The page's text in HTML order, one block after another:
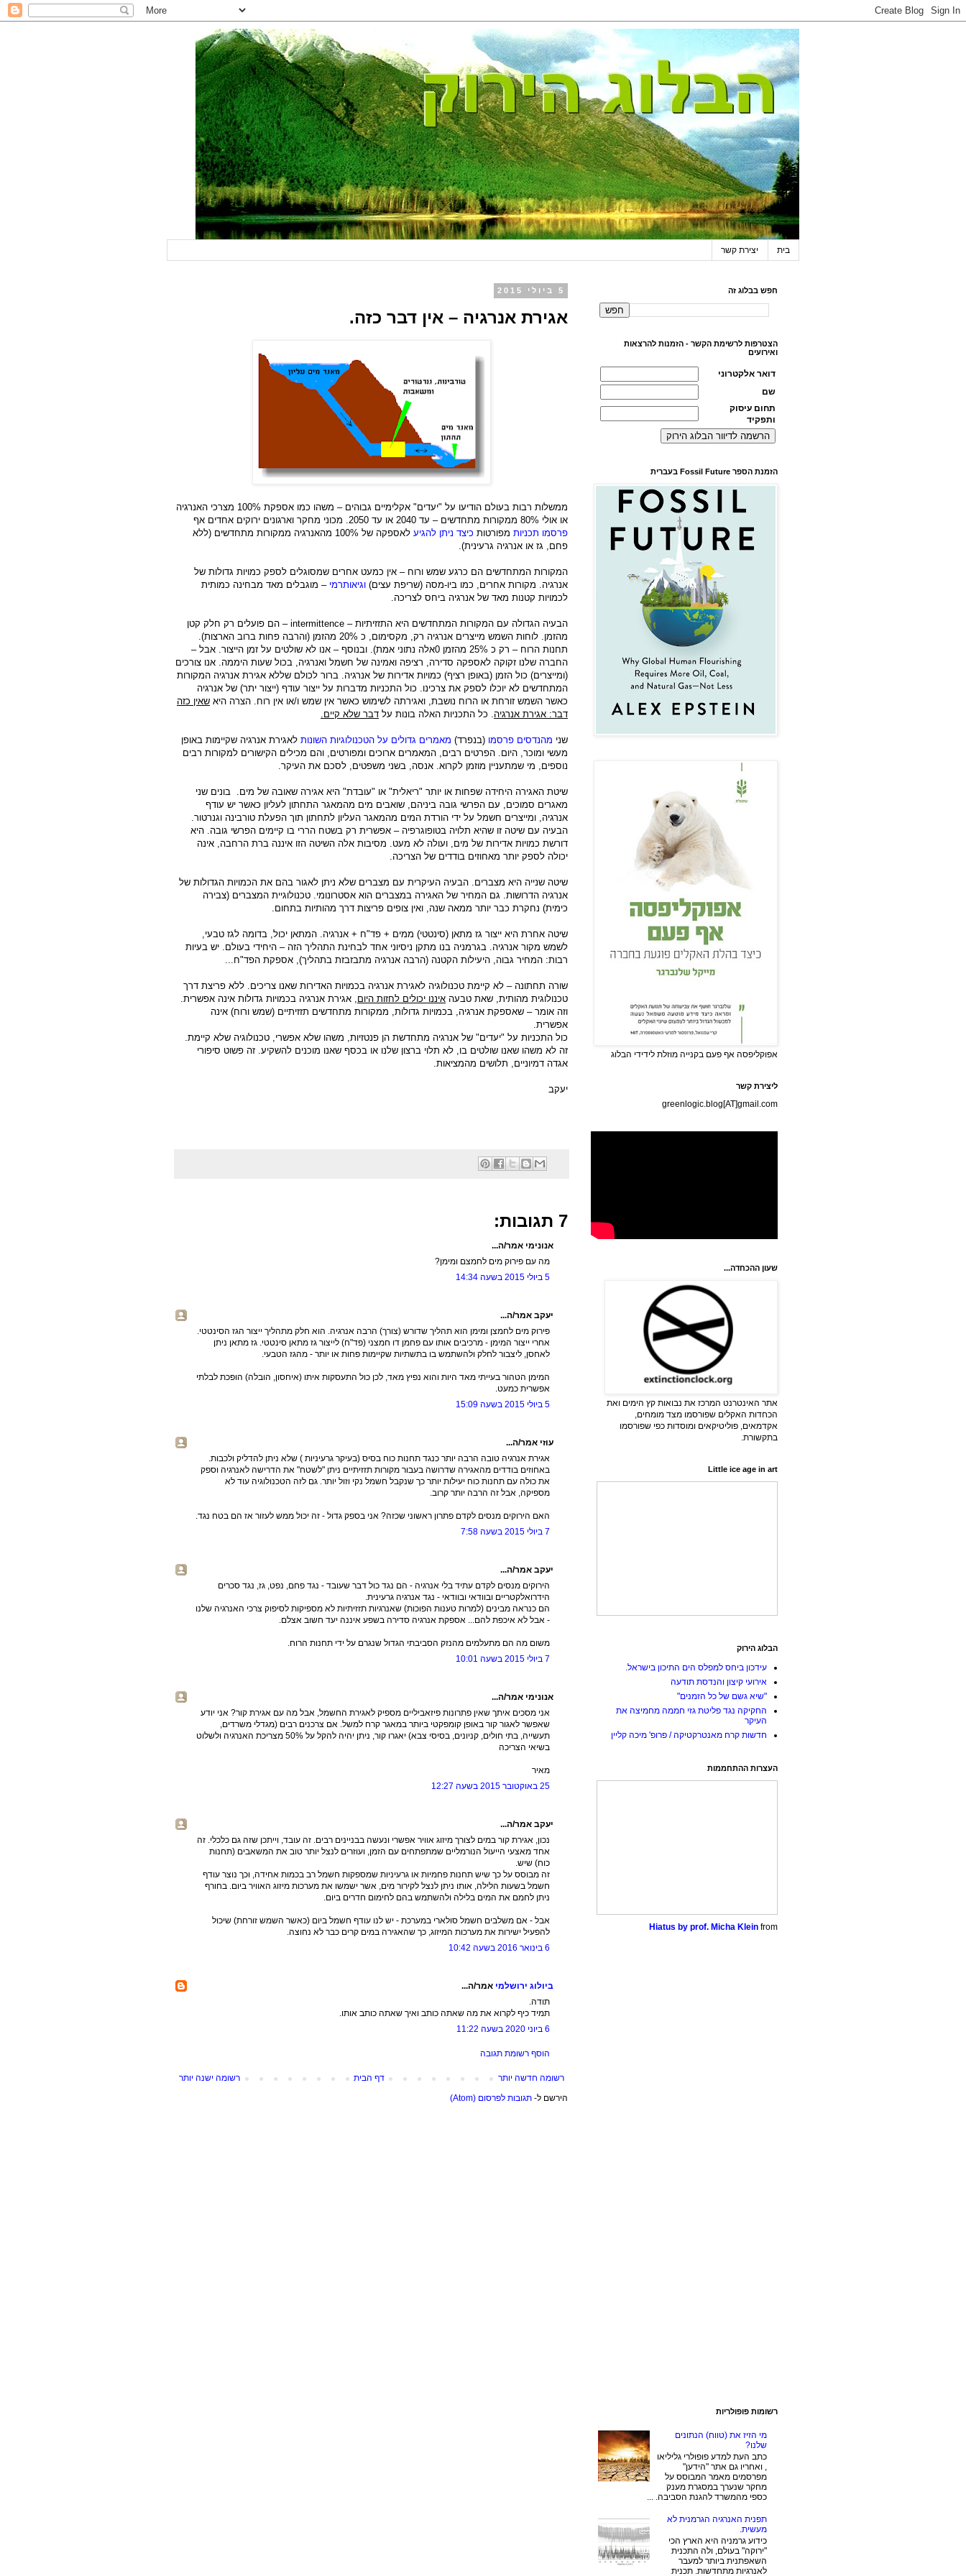
בית יצירת קשר
5 ביולי 2015
אגירת אנרגיה – אין דבר כזה.
ממשלות רבות בעולם הודיעו על "יעדים" אקלימיים גבוהים – משהו כמו אספקת 100% מצרכי האנרגיה
או אולי 80% ממקורות מתחדשים – עד 2040 או עד 2050. מכוני מחקר וארגונים ירוקים אחדים אף
פרסמו תכניות מפורטות כיצד ניתן להגיע
לאספקה של 100% מהאנרגיה ממקורות מתחדשים (ללא
פחם, גז או אנרגיה גרעינית).
המקורות המתחדשים הם כרגע שמש ורוח – אין כמעט אחרים שמסוגלים לספק כמויות גדולות של
אנרגיה. מקורות אחרים, כמו ביו-מסה (שריפת עצים) וגיאותרמי – מוגבלים מאד מבחינה כמותית
לכמויות קטנות מאד של אנרגיה ביחס לצריכה.
הבעיה הגדולה עם המקורות המתחדשים היא התזזיתיות – intermittence – הם פועלים רק חלק קטן
מהזמן. לוחות השמש מייצרים אנרגיה רק, מקסימום, כ 20% מהזמן (והרבה פחות ברוב הארצות).
תחנות הרוח – רק כ 25% מהזמן 0אלה נתוני אמת). ובנוסף – אנו לא שולטים על זמן הייצור. אבל –
החברה שלנו זקוקה לאספקה סדירה, רציפה ואמינה של חשמל ואנרגיה, בכול שעות היממה. אנו צורכים
(ומייצרים) כול הזמן (באופן רציף) כמויות אדירות של אנרגיה. ברור לכולם שללא אגירת אנרגיה המקורות
המתחדשים לא יוכלו לספק את צרכינו. כול התכניות מדברות על ייצור עודף (ייצור יתר) של אנרגיה
כאשר השמש זורחת או הרוח נושבת, ואגירתה לשימוש כאשר אין שמש ו/או אין רוח. הצרה היא שאין כזה
דבר: אגירת אנרגיה . כל התכניות האלה בונות על דבר שלא קיים.
שני מהנדסים פרסמו (בנפרד) מאמרים גדולים על הטכנולוגיות השונות לאגירת אנרגיה שקיימות באופן
מעשי ומוכר, היום. הפרטים רבים, המאמרים ארוכים ומפורטים, והם מכילים הקישורים למקורות רבים
נוספים, מי שמתעניין מוזמן לקרוא. אנסה, בשני משפטים, לסכם את העיקר.
שיטת האגירה היחידה שפחות או יותר "ריאלית" או "עובדת" היא אגירה שאובה של מים. בונים שני
מאגרים סמוכים, עם הפרשי גובה ביניהם, שואבים מים מהמאגר התחתון לעליון כאשר יש עודף
אנרגיה, ומייצרים חשמל על ידי הורדת המים מהמאגר העליון לתחתון תוך הפעלת טורבינה וגנרטור.
הבעיה עם שיטה זו שהיא תלויה בטופוגרפיה – אפשרית רק בשטח הררי בו קיימים הפרשי גובה. היא
דורשת כמויות אדירות של מים, ועולה לא מעט. מסיבות אלה השיטה הזו איננה ברת הרחבה, אינה
יכולה לספק יותר מאחוזים בודדים של הצריכה.
שיטה שנייה היא מצברים. הבעיה העיקרית עם מצברים שלא ניתן לאגור בהם את הכמויות הגדולות של
אנרגיה הדרושות. גם המחיר של האגירה במצברים הוא אסטרונומי. טכנולוגיית המצברים (צבירה
כימית) נחקרת כבר יותר ממאה שנה, ואין צופים פריצות דרך מהותיות בתחום.
שיטה אחרת היא ייצור גז מתאן (סינטטי) ממים + פד"ח + אנרגיה. המתאן יכול, בדומה לגז טבעי,
לשמש מקור אנרגיה. בגרמניה בנו מתקן ניסיוני אחד לבחינת התהליך הזה – היחידי בעולם. יש בעיות
רבות: המחיר גבוה, היעילות הקטנה (הרבה אנרגיה מתבזבזת בתהליך), אספקת הפד"ח...
שורה תחתונה – לא קיימת טכנולוגיה לאגירת אנרגיה בכמויות האדירות שאנו צריכים. ללא פריצת דרך
טכנולוגית מהותית, שאת טבעה איננו יכולים לחזות היום , אגירת אנרגיה בכמויות גדולות אינה אפשרית.
וזה אומר – שאספקת אנרגיה, בכמויות גדולות, ממקורות מתחדשים תזזיתיים (שמש ורוח) אינה
אפשרית.
כול התכניות על "יעדים" של אנרגיה מתחדשת הן פנטזיות, משהו שלא אפשרי, טכנולוגיה שלא קיימת.
זה לא משהו שאנו שולטים בו, לא תלוי ברצון שלנו או בכסף שאנו מוכנים להשקיע. זה פשוט סיפורי
אגדה דמיוניים, תלושים מהמציאות.
יעקב
7 תגובות:
אנונימי אמר/ה...
מה עם פירוק מים לחמצם ומימן?
5 ביולי 2015 בשעה 14:34
יעקב אמר/ה...
פירוק מים לחמצן ומימן הוא תהליך שדורש (צורך) הרבה אנרגיה. הוא חלק מתהליך ייצור הגז הסינטטי.
אחרי ייצור המימן - מרכיבים אותו עם פחמן דו חמצני (פד"ח) לייצור גז מתאן סינטטי. גז מתאן ניתן
לאחסן, ליצבור לחלק ולהשתמש בו בתשתיות שקיימות פחות או יותר - מהגז הטבעי.
המימן הטהור בעייתי מאד היות והוא נפיץ מאד, לכן כול התעסקות איתו (איחסון, הובלה) הופכת לבלתי
אפשרית כמעט.
5 ביולי 2015 בשעה 15:09
עוזי אמר/ה...
אגירת אנרגיה טובה הרבה יותר כנגד תחנות כוח בסיס (בעיקר גרעיניות ) שלא ניתן להדליק ולכבות.
באחוזים בודדים מהאגירה שדרושה בעבור מקורות תזזיתיים ניתן "לשטח" את הדרישה לאנרגיה וספק
את כולה עם תחנות כוח יעילות יותר כך שנקבל חשמל נקי וזול יותר. גם לזה הטכנולוגיה עוד לא
מספיקה, אבל זה הרבה יותר קרוב.
האם הירוקים מנסים לקדם פתרון ראשוני שכזה? אני בספק גדול - זה יכול ממש לעזור אז הם בטח נגד.
7 ביולי 2015 בשעה 7:58
יעקב אמר/ה...
הירוקים מנסים לקדם עתיד בלי אנרגיה - הם נגד כול דבר שעובד - נגד פחם, נפט, גז, נגד סכרים
הידרואלקטריים ובוודאי ובוודאי - נגד אנרגיה גרעינית.
הם כנראה מבינים (למרות טענות הפוכות) שאנרגיות תזזיתיות לא מספיקות לסיפוק צרכי האנרגיה שלנו
- אבל לא איכפת להם... אספקת אנרגיה סדירה בשפע איננה יעד חשוב אצלם.
משום מה הם מתעלמים מהנזק הסביבתי הגדול שנגרם על ידי תחנות הרוח.
7 ביולי 2015 בשעה 10:01
אנונימי אמר/ה...
אני מסכים איתך שאין פתרונות פיזאביליים מספיק לאגירת החשמל, אבל מה עם אגירת קור? אני יודע
שאפשר לאגור קור באופן קומפקטי ביותר במאגר קרח למשל. אם צרכנים רבים (מגדלי משרדים,
תעשייה, בתי חולים, קניונים, בסיסי צבא) יאגרו קור, ניתן יהיה להקל על 50% מצריכת האנרגיה ולשלוט
בשיאי הצריכה
מאיר
25 באוקטובר 2015 בשעה 12:27
יעקב אמר/ה...
נכון, אגירת קור במים לצורך מיזוג אוויר אפשרי ונעשה בבניינים רבים. זה עובד, וייתכן שזה גם כלכלי. זה
אחד מאצעי הייעול הנורמליים שמתפתחים עם הזמן, ועוזרים לנצל יותר טוב את המשאבים (תחנות
כוח) שיש.
זה מבוסס על כך שיש תחנות פחמיות או גרעיניות שמספקות חשמל רב בכמות אחידה, וכך נוצר עודף
חשמל בשעות הלילה, אותו ניתן לנצל לקירור מים, אשר ישמשו את מערכות מיזוג האוויר ביום. בחורף
ניתן לחמם את המים בלילה ולהשתמש בהם לחימום חדרים ביום.
אבל - אם משלבים חשמל סולארי במערכת - יש לנו עודף חשמל ביום (כאשר השמש זורחת) שיכול
להפעיל ישירות את מערכות המיזוג, כך שהאגירה במים קרים כבר לא נחוצה.
6 בינואר 2016 בשעה 10:42
ביולוג ירושלמי אמר/ה...
תודה.
תמיד כיף לקרוא את מה שאתה כותב ואיך שאתה כותב אותו.
6 ביוני 2020 בשעה 11:22
הוסף רשומת תגובה
רשומה חדשה יותר רשומה ישנה יותר
דף הבית
הירשם ל- תגובות לפרסום (Atom)
חפש בבלוג זה
הצטרפות לרשימת הקשר - הזמנות להרצאות
ואירועים
דואר אלקטרוני
שם
תחום עיסוק
ותפקיד
הזמנת הספר Fossil Future בעברית
אפוקליפסה אף פעם בקנייה מוזלת לידידי הבלוג
ליצירת קשר
greenlogic.blog[AT]gmail.com
שעון ההכחדה...
אתר האינטרנט המרכז את נבואות קץ הימים ואת
הכחדות האקלים שפורסמו מצד מומחים,
אקדמאים, פוליטיקאים ומוסדות כפי שפורסמו
בתקשורת.
Little ice age in art
הבלוג הירוק
עידכון ביחס למפלס הים התיכון בישראל.
אירועי קיצון והנדסת תודעה
"שיא גשם של כל הזמנים"
החקיקה נגד פליטת גזי חממה מחמיצה את
העיקר
חדשות קרח מאנטרקטיקה / פרופ' מיכה קליין
העצרות ההתחממות
Hiatus by prof. Micha Klein from
רשומות פופולריות
מי הזיז את (טווח) הנתונים
שלנו?
כתב העת למדע פופולרי גליליאו
, ואחריו גם אתר "הידען"
מפרסמים מאמר המבוסס על
מחקר שנערך במסגרת מענק
כספי מהמשרד להגנת הסביבה. ...
תפנית האנרגיה הגרמנית לא
מעשית.
כידוע גרמניה היא הארץ הכי
"ירוקה" בעולם, ולה התכנית
השאפתנית ביותר למעבר
לאנרגיות מתחדשות. תכנית